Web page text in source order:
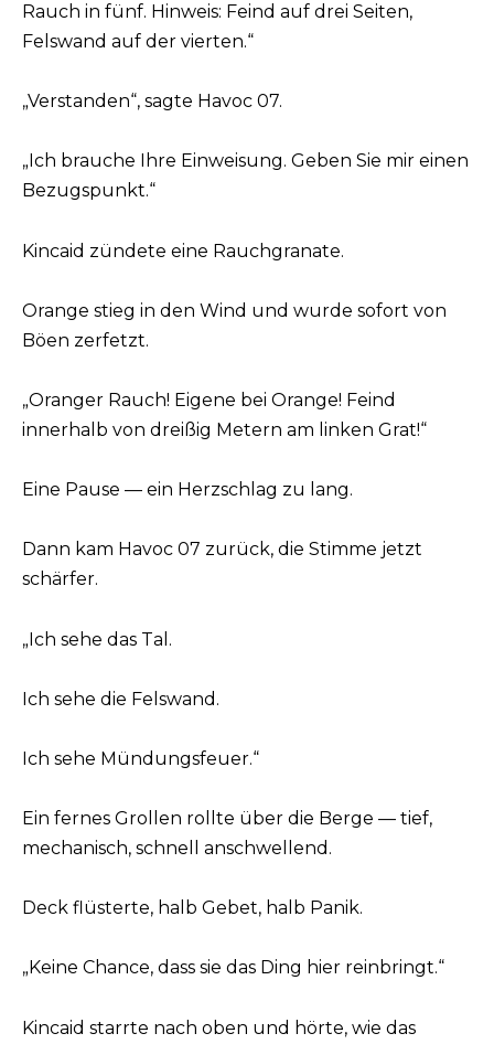
Rauch in fünf. Hinweis: Feind auf drei Seiten,
Felswand auf der vierten.“
„Verstanden“, sagte Havoc 07.
„Ich brauche Ihre Einweisung. Geben Sie mir einen
Bezugspunkt.“
Kincaid zündete eine Rauchgranate.
Orange stieg in den Wind und wurde sofort von
Böen zerfetzt.
„Oranger Rauch! Eigene bei Orange! Feind
innerhalb von dreißig Metern am linken Grat!“
Eine Pause — ein Herzschlag zu lang.
Dann kam Havoc 07 zurück, die Stimme jetzt
schärfer.
„Ich sehe das Tal.
Ich sehe die Felswand.
Ich sehe Mündungsfeuer.“
Ein fernes Grollen rollte über die Berge — tief,
mechanisch, schnell anschwellend.
Deck flüsterte, halb Gebet, halb Panik.
„Keine Chance, dass sie das Ding hier reinbringt.“
Kincaid starrte nach oben und hörte, wie das